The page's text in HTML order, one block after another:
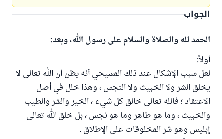
الجواب
الحمد لله والصلاة والسلام على رسول الله، وبعد:
أولاً:
لعل سبب الإشكال عند ذلك المسيحي أنه يظن أن الله تعالى لا
يخلق الشر ولا الخبيث ولا النجس ، وهذا خلل في أصل
الاعتقاد ؛ فالله تعالى خالق كل شيء ، الخير والشر والطيب
والخبيث ، وما هو طاهر وما هو نجس ، بل خلق الله تعالى
إبليس وهو شر المخلوقات على الإطلاق .